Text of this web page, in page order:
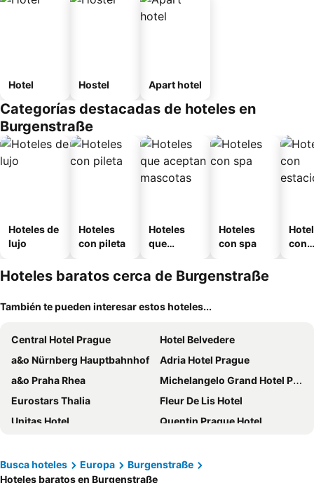
Hotel Hostel Apart hotel
Categorías destacadas de hoteles en
Burgenstraße
Hoteles de
lujo
Hoteles
con pileta
Hoteles
que
mascotas
Hoteles
con spa
con
Hoteles baratos cerca de Burgenstraße
También te pueden interesar estos hoteles...
Central Hotel Prague
Hotel Belvedere
a&o Nürnberg Hauptbahnhof
Adria Hotel Prague
a&o Praha Rhea
Michelangelo Grand Hotel Prague
Eurostars Thalia
Fleur De Lis Hotel
Unitas Hotel
Quentin Prague Hotel
Palac U Kocku
Hotel Legie
Busca hoteles Europa
Burgenstraße
Hoteles baratos en Burgenstraße